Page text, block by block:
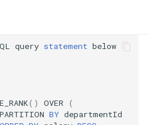
query statement below
() OVER
(
PARTITION BY departmentId